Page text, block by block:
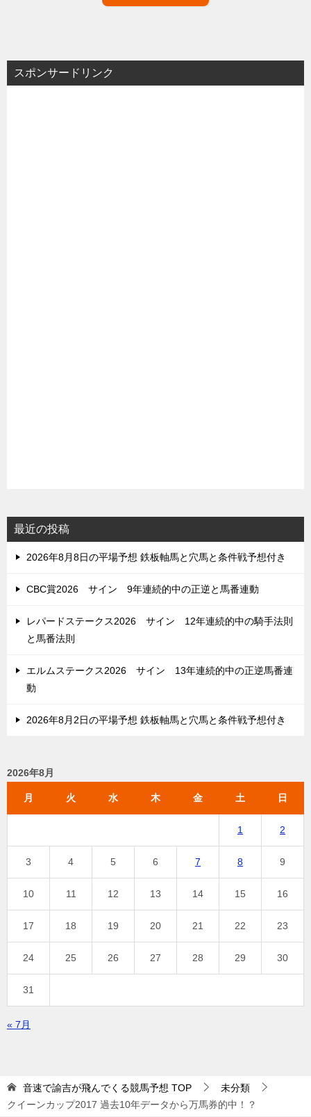
スポンサードリンク
最近の投稿
2026年8月8日の平場予想 鉄板軸馬と穴馬と条件戦予想付き
CBC賞2026 サイン 9年連続的中の正逆と馬番連動
レパードステークス2026 サイン 12年連続的中の騎手法則
と馬番法則
エルムステークス2026 サイン 13年連続的中の正逆馬番連
動
2026年8月2日の平場予想 鉄板軸馬と穴馬と条件戦予想付き
2026年8月
月 火 水 木 金 土 日
1 2
3 4 5 6 7 8 9
10 11 12 13 14 15 16
17 18 19 20 21 22 23
24 25 26 27 28 29 30
31
« 7月
音速で諭吉が飛んでくる競馬予想 TOP
未分類
クイーンカップ2017 過去10年データから万馬券的中！？